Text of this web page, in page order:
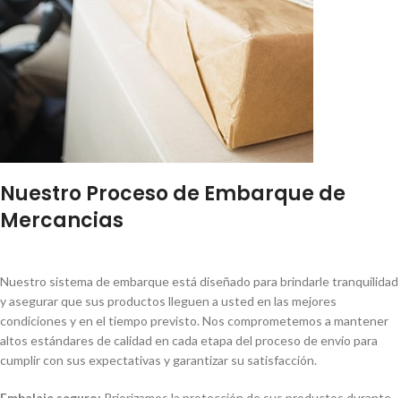
Nuestro Proceso de Embarque de
Mercancias
Nuestro sistema de embarque está diseñado para brindarle tranquilidad
y asegurar que sus productos lleguen a usted en las mejores
condiciones y en el tiempo previsto. Nos comprometemos a mantener
altos estándares de calidad en cada etapa del proceso de envío para
cumplir con sus expectativas y garantizar su satisfacción.